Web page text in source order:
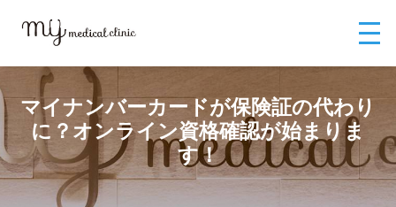
わりに？オンライン資格確認が始まります！
マイナンバーカードが保険証の代わり
に？オンライン資格確認が始まりま
す！